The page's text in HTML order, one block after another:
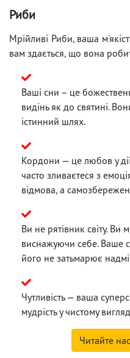
Риби
Мрійливі Риби, ваша
вам здається, що вона
Ваші сни – це
видінь як до святині.
істинний шлях.
Кордони — це любов у
часто зливаєтеся з
відмова, а
Ви не рятівник світу. Ви
виснажуючи себе. Ваше
його не затьмарює
Чутливість — ваша
мудрість у чистому
Читайте